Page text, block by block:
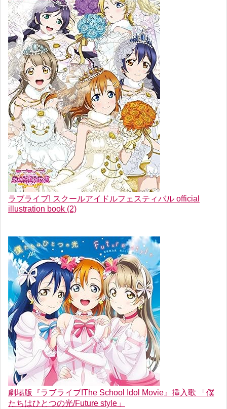
ラブライブ! スクールアイドルフェスティバル official
illustration book (2)
劇場版『ラブライブ!The School Idol Movie』挿入歌 「僕
たちはひとつの光/Future style」